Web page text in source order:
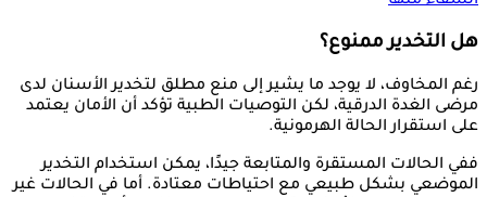
هل التخدير ممنوع؟
رغم المخاوف، لا يوجد ما يشير إلى منع مطلق لتخدير الأسنان لدى
مرضى الغدة الدرقية، لكن التوصيات الطبية تؤكد أن الأمان يعتمد
على استقرار الحالة الهرمونية.
ففي الحالات المستقرة والمتابعة جيدًا، يمكن استخدام التخدير
الموضعي بشكل طبيعي مع احتياطات معتادة. أما في الحالات غير